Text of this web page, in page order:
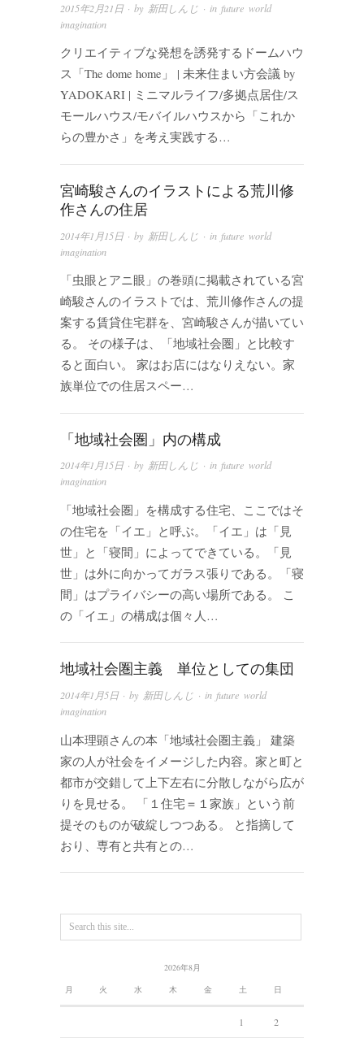
2015年2月21日· by 新田しんじ · in future world
imagination
クリエイティブな発想を誘発するドームハウ
ス「The dome home」 | 未来住まい方会議 by
YADOKARI | ミニマルライフ/多拠点居住/ス
モールハウス/モバイルハウスから「これか
らの豊かさ」を考え実践する…
宮崎駿さんのイラストによる荒川修
作さんの住居
2014年1月15日· by 新田しんじ · in future world
imagination
「虫眼とアニ眼」の巻頭に掲載されている宮
崎駿さんのイラストでは、荒川修作さんの提
案する賃貸住宅群を、宮崎駿さんが描いてい
る。 その様子は、「地域社会圏」と比較す
ると面白い。 家はお店にはなりえない。家
族単位での住居スペー…
「地域社会圏」内の構成
2014年1月15日· by 新田しんじ · in future world
imagination
「地域社会圏」を構成する住宅、ここではそ
の住宅を「イエ」と呼ぶ。「イエ」は「見
世」と「寝間」によってできている。「見
世」は外に向かってガラス張りである。「寝
間」はプライバシーの高い場所である。 こ
の「イエ」の構成は個々人…
地域社会圏主義 単位としての集団
2014年1月5日· by 新田しんじ · in future world
imagination
山本理顕さんの本「地域社会圏主義」 建築
家の人が社会をイメージした内容。家と町と
都市が交錯して上下左右に分散しながら広が
りを見せる。 「１住宅＝１家族」という前
提そのものが破綻しつつある。 と指摘して
おり、専有と共有との…
2026年8月
月 火 水 木 金 土 日
1 2